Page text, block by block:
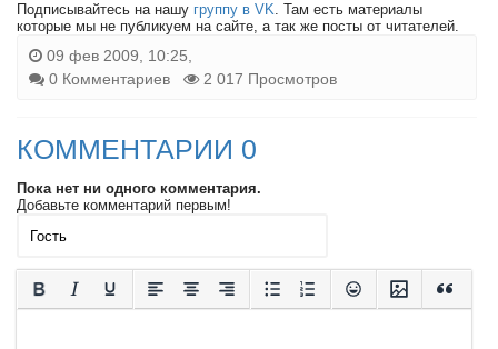
Подписывайтесь на нашу группу в VK. Там есть материалы
которые мы не публикуем на сайте, а так же посты от читателей.
09 фев 2009, 10:25,
0 Комментариев
2 017 Просмотров
КОММЕНТАРИИ 0
Пока нет ни одного комментария.
Добавьте комментарий первым!